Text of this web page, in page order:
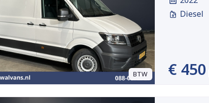
BTW
Diesel
€ 450